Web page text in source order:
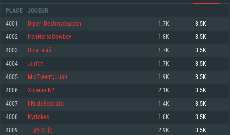
CONFIGURATION SYSTÈME REQUISE
Minimum
OS: Windows 10 (64 bit)
Processeur: Dual-Core 2.2 GHz
Minimum
OS: Mac OS Big Sur 11.0 ou plus récent
Processeur: Core i5, minimum 2.2GHz (Les processeurs Intel Xeon ne sont
Minimum
OS: Les configurations Linux 64 bits les plus modernes
Processeur: Dual-Core 2.4 GHz
PLACE JOUEUR
4001 Diper_Destroyer@psn 1.7K 3.5K
4002 IronHorseCowboy 1.8K 3.5K
4003 Опытный 1.7K 3.5K
4004 Jurfct 1.7K 3.5K
4005 MigTwentyJuan 1.9K 3.5K
4006 Хозяин К2 2.1K 3.5K
4007 IlRudeBoscaiol 1.4K 3.5K
4008 Kyriokes 1.8K 3.5K
4009 一路向北 2.9K 3.5K